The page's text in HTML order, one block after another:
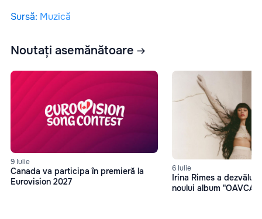
Sursă: Muzică
Noutați asemănătoare
9 Iulie
Canada va participa în premieră la
Eurovision 2027
6 Iulie
Irina Rimes a
noului album